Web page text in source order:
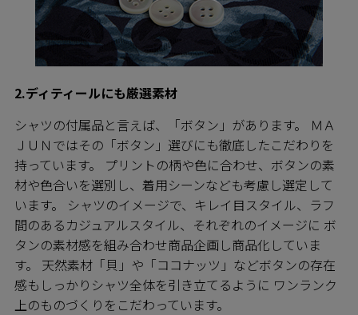
2.ディティールにも厳選素材
シャツの付属品と言えば、「ボタン」があります。 ＭＡ
ＪＵＮではその「ボタン」選びにも徹底したこだわりを
持っています。 プリントの柄や色に合わせ、ボタンの素
材や色合いを選別し、着用シーンなども考慮し選定して
います。 シャツのイメージで、キレイ目スタイル、ラフ
間のあるカジュアルスタイル、それぞれのイメージに ボ
タンの素材感を組み合わせ商品企画し商品化していま
す。 天然素材「貝」や「ココナッツ」などボタンの存在
感もしっかりシャツ全体を引き立てるように ワンランク
上のものづくりをこだわっています。